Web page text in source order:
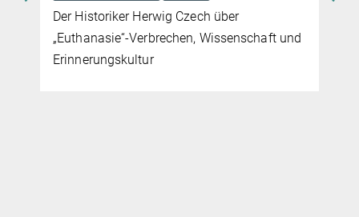
Der Historiker Herwig Czech über
„Euthanasie“-Verbrechen, Wissenschaft und
Erinnerungskultur